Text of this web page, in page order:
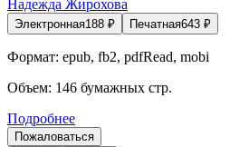
Надежда Жирохова
Электронная188 ₽ Печатная643 ₽
Формат: epub, fb2, pdfRead, mobi
Объем: 146 бумажных стр.
Подробнее
Пожаловаться